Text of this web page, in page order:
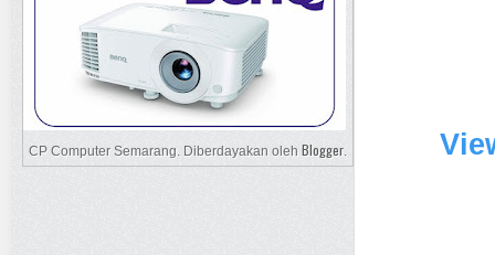
CP Computer Semarang. Diberdayakan oleh Blogger.